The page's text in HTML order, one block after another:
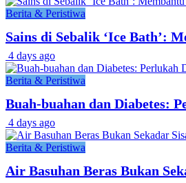
Berita & Peristiwa
Sains di Sebalik ‘Ice Bath’:
4 days ago
Berita & Peristiwa
Buah-buahan dan Diabetes:
4 days ago
Berita & Peristiwa
Air Basuhan Beras Bukan